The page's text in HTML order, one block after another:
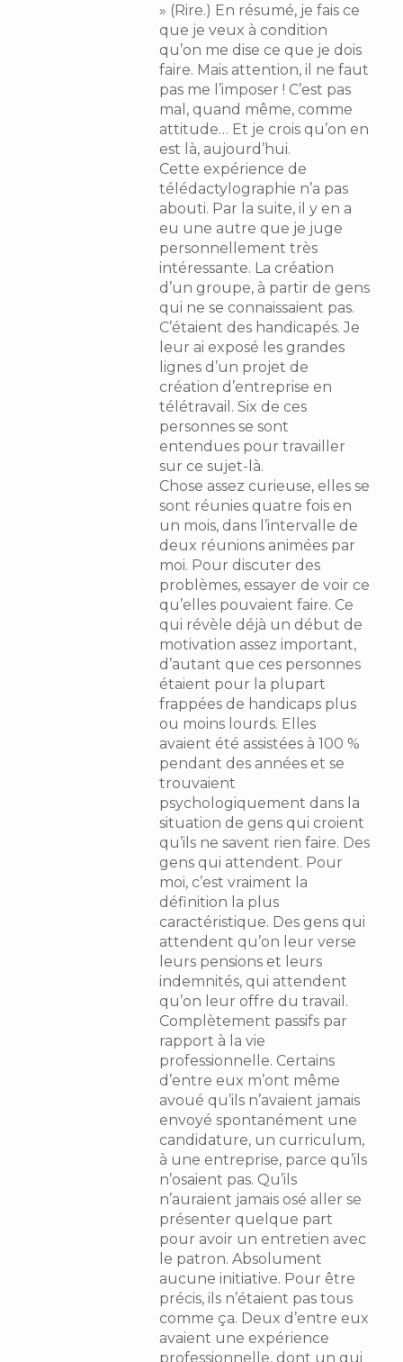
» (Rire.) En résumé, je fais ce
que je veux à condition
qu’on me dise ce que je dois
faire. Mais attention, il ne faut
pas me l’imposer ! C’est pas
mal, quand même, comme
attitude… Et je crois qu’on en
est là, aujourd’hui.
Cette expérience de
télédactylographie n’a pas
abouti. Par la suite, il y en a
eu une autre que je juge
personnellement très
intéressante. La création
d’un groupe, à partir de gens
qui ne se connaissaient pas.
C’étaient des handicapés. Je
leur ai exposé les grandes
lignes d’un projet de
création d’entreprise en
télétravail. Six de ces
personnes se sont
entendues pour travailler
sur ce sujet-là.
Chose assez curieuse, elles se
sont réunies quatre fois en
un mois, dans l’intervalle de
deux réunions animées par
moi. Pour discuter des
problèmes, essayer de voir ce
qu’elles pouvaient faire. Ce
qui révèle déjà un début de
motivation assez important,
d’autant que ces personnes
étaient pour la plupart
frappées de handicaps plus
ou moins lourds. Elles
avaient été assistées à 100 %
pendant des années et se
trouvaient
psychologiquement dans la
situation de gens qui croient
qu’ils ne savent rien faire. Des
gens qui attendent. Pour
moi, c’est vraiment la
définition la plus
caractéristique. Des gens qui
attendent qu’on leur verse
leurs pensions et leurs
indemnités, qui attendent
qu’on leur offre du travail.
Complètement passifs par
rapport à la vie
professionnelle. Certains
d’entre eux m’ont même
avoué qu’ils n’avaient jamais
envoyé spontanément une
candidature, un curriculum,
à une entreprise, parce qu’ils
n’osaient pas. Qu’ils
n’auraient jamais osé aller se
présenter quelque part
pour avoir un entretien avec
le patron. Absolument
aucune initiative. Pour être
précis, ils n’étaient pas tous
comme ça. Deux d’entre eux
avaient une expérience
professionnelle, dont un qui